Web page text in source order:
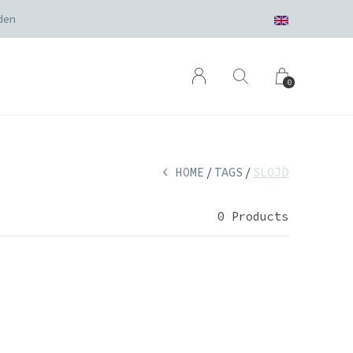
0
HOME TAGS SLOJD
0 Products